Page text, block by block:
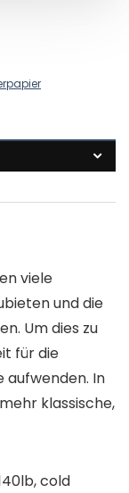
viele
und die
Um dies zu
für die
aufwenden. In
klassische,
cold